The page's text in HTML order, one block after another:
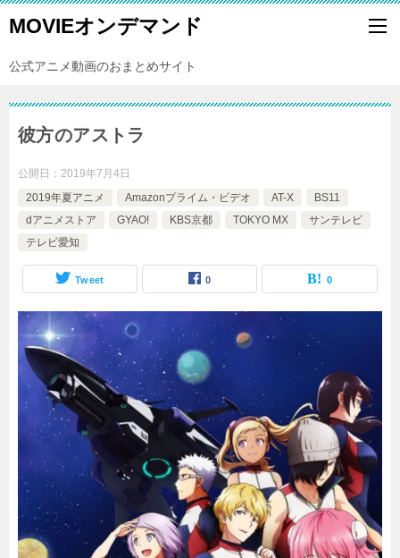
MOVIEオンデマンド
公式アニメ動画のおまとめサイト
彼方のアストラ
公開日： 2019年7月4日
2019年夏アニメ
Amazonプライム・ビデオ AT-X
BS11
dアニメストア
GYAO! KBS京都 TOKYO MX
サンテレビ
テレビ愛知
Tweet 0 0